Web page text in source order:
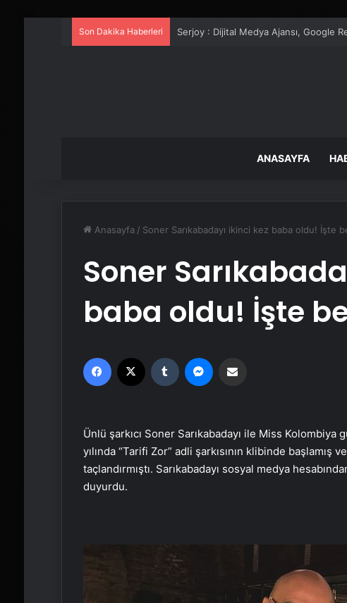
Son Dakika Haberleri UETDS Nedir ? Uetds.com İle Akıllı Dijital
ANASAYFA
Anasayfa / Soner Sarıkabadayı ikinci kez baba oldu! İşte
Soner
baba oldu! İşte
Facebook Tumblr
Ünlü şarkıcı Soner Sarıkabadayı ile Miss
yılında “Tarifi Zor” adli şarkısının klibinde
taçlandırmıştı. Sarıkabadayı sosyal medya
duyurdu.